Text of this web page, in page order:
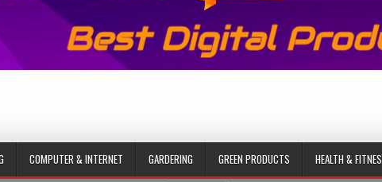
COMPUTER & INTERNET GARDERING GREEN PRODUCTS HEALTH &